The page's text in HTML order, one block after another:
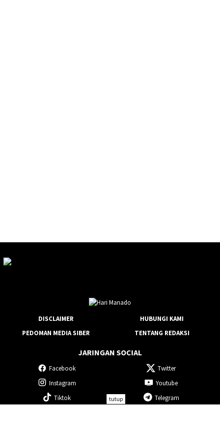
DISCLAIMER
HUBUNGI KAMI
PEDOMAN MEDIA SIBER
TENTANG REDAKSI
JARINGAN SOCIAL
Facebook
Twitter
Instagram
Youtube
Tiktok
Telegram
tutup